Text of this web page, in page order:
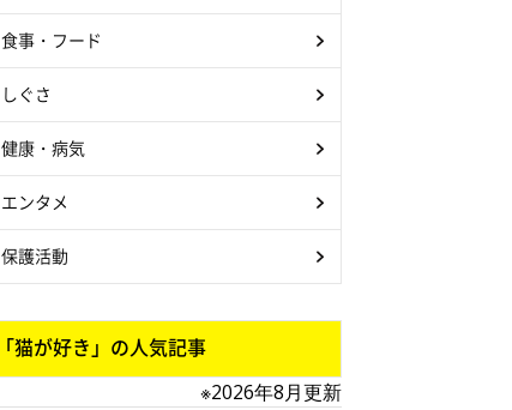
食事・フード
しぐさ
健康・病気
エンタメ
保護活動
「猫が好き」の人気記事
※2026年8月更新